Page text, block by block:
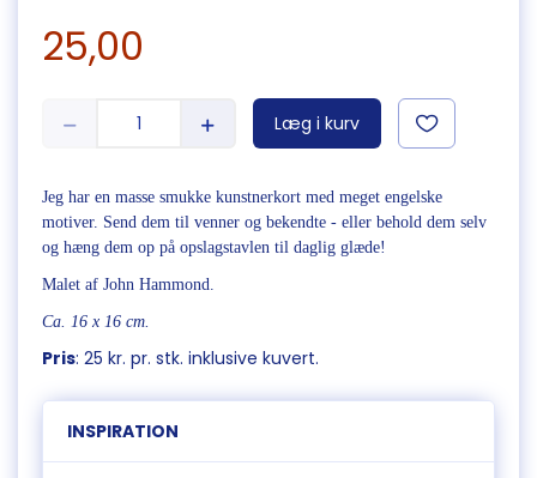
25,00
Læg i kurv
Jeg har en masse smukke kunstnerkort med meget engelske
motiver. Send dem til venner og bekendte - eller behold dem selv
og hæng dem op på opslagstavlen til daglig glæde!
Malet af John Hammond.
Ca. 16 x 16 cm.
Pris: 25 kr. pr. stk. inklusive kuvert.
INSPIRATION